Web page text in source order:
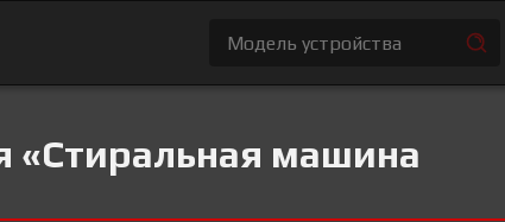
«Стиральная машина